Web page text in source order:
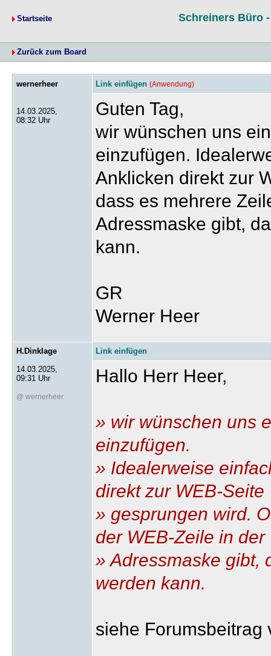
Startseite Schreiners Büro
Zurück zum Board
wernerheer
14.03.2025,
08:32 Uhr
Link einfügen (Anwendung)
Guten Tag,
wir wünschen uns
einzufügen.
Anklicken direkt zur
dass es mehrere
Adressmaske gibt,
kann.
GR
Werner Heer
H.Dinklage
14.03.2025,
09:31 Uhr
@ wernerheer
Link einfügen
Hallo Herr Heer,
» wir wünschen uns
einzufügen.
» Idealerweise
direkt zur WEB-Seite
» gesprungen wird.
der WEB-Zeile in der
» Adressmaske gibt,
werden kann.
siehe Forumsbeitrag